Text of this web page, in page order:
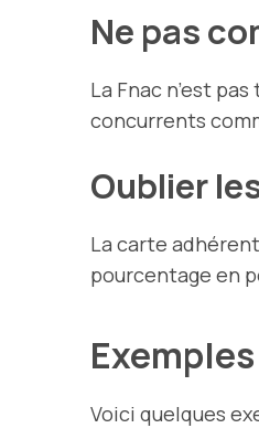
Ne pas
La Fnac n’est
concurrents
Oublier
La carte
pourcentage en
Voici quelques